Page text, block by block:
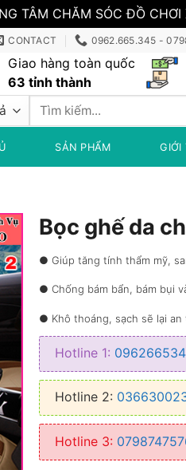
TÂM CHĂM SÓC ĐỒ CHƠI
CONTACT 0962.665.345 -
Giao hàng toàn quốc
63 tỉnh thành
Tìm
SẢN PHẨM GIỚI
Bọc ghế da
● Giúp tăng tính thẩm mỹ,
● Chống bám bẩn, bám bụi
● Khô thoáng, sạch sẽ lại
● Không lo nước ngấm vào
● Giúp nội thất xe trở nên
● Dễ dàng vệ sinh hơn ghế
Hotline 1:
Hotline 2:
Hotline 3: